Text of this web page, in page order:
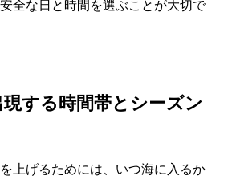
全な日と時間を選ぶことが大切で
する時間帯とシーズン
上げるためには、いつ海に入るか